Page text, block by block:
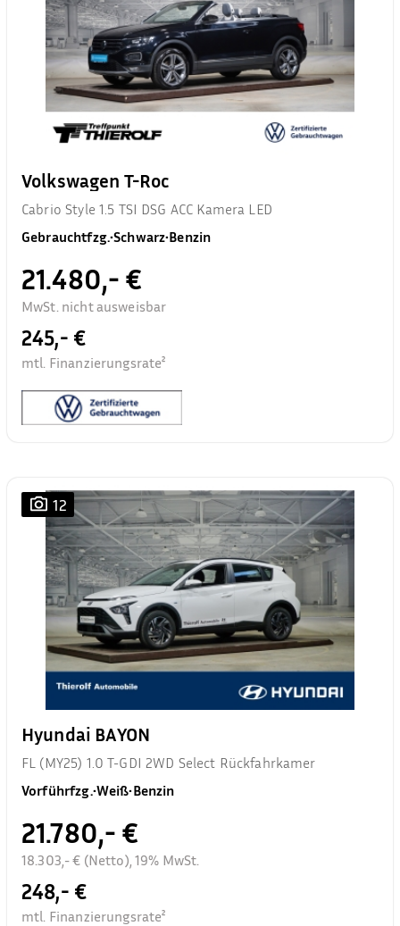
Volkswagen T-Roc
Cabrio Style 1.5 TSI DSG ACC Kamera LED
Gebrauchtfzg.•Schwarz•Benzin
21.480,- €
MwSt. nicht ausweisbar
245,- €
mtl. Finanzierungsrate²
12
Hyundai BAYON
FL (MY25) 1.0 T-GDI 2WD Select Rückfahrkamer
Vorführfzg.•Weiß•Benzin
21.780,- €
18.303,- € (Netto), 19% MwSt.
248,- €
mtl. Finanzierungsrate²